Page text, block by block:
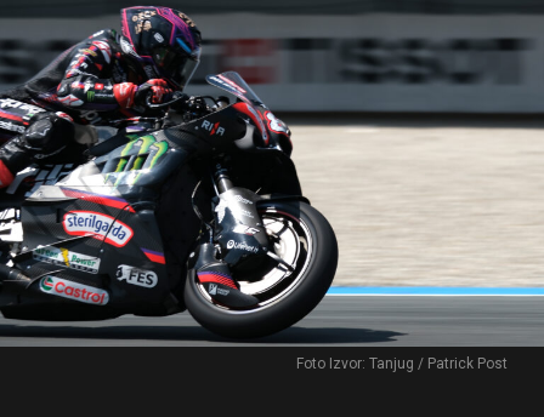
Foto Izvor: Tanjug / Patrick Post